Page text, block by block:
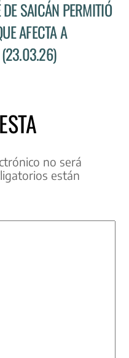
SAICÁN PERMITIÓ
AFECTA A
(23.03.26)
no será
están